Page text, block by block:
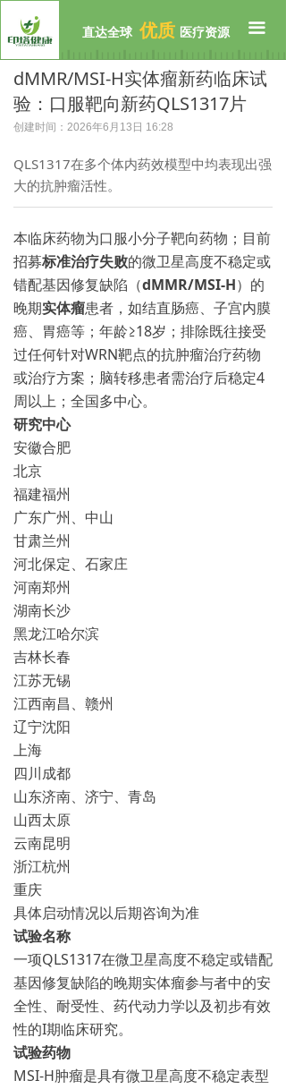
끀
首页
公司介绍
临床招募
前沿资讯
直达全球 优质 医疗资源
dMMR/MSI-H实体瘤新药临床试
验：口服靶向新药QLS1317片
创建时间： 2026年6月13日 16:28
QLS1317在多个体内药效模型中均表现出强
大的抗肿瘤活性。
本临床药物为口服小分子靶向药物；目前
招募标准治疗失败的微卫星高度不稳定或
错配基因修复缺陷（dMMR/MSI-H）的
晚期实体瘤患者，如结直肠癌、子宫内膜
癌、胃癌等；年龄≥18岁；排除既往接受
过任何针对WRN靶点的抗肿瘤治疗药物
或治疗方案；脑转移患者需治疗后稳定4
周以上；全国多中心。
研究中心
安徽合肥
北京
福建福州
广东广州、中山
甘肃兰州
河北保定、石家庄
河南郑州
湖南长沙
黑龙江哈尔滨
吉林长春
江苏无锡
江西南昌、赣州
辽宁沈阳
上海
四川成都
山东济南、济宁、青岛
山西太原
云南昆明
浙江杭州
重庆
具体启动情况以后期咨询为准
试验名称
一项QLS1317在微卫星高度不稳定或错配
基因修复缺陷的晚期实体瘤参与者中的安
全性、耐受性、药代动力学以及初步有效
性的I期临床研究。
试验药物
MSI-H肿瘤是具有微卫星高度不稳定表型